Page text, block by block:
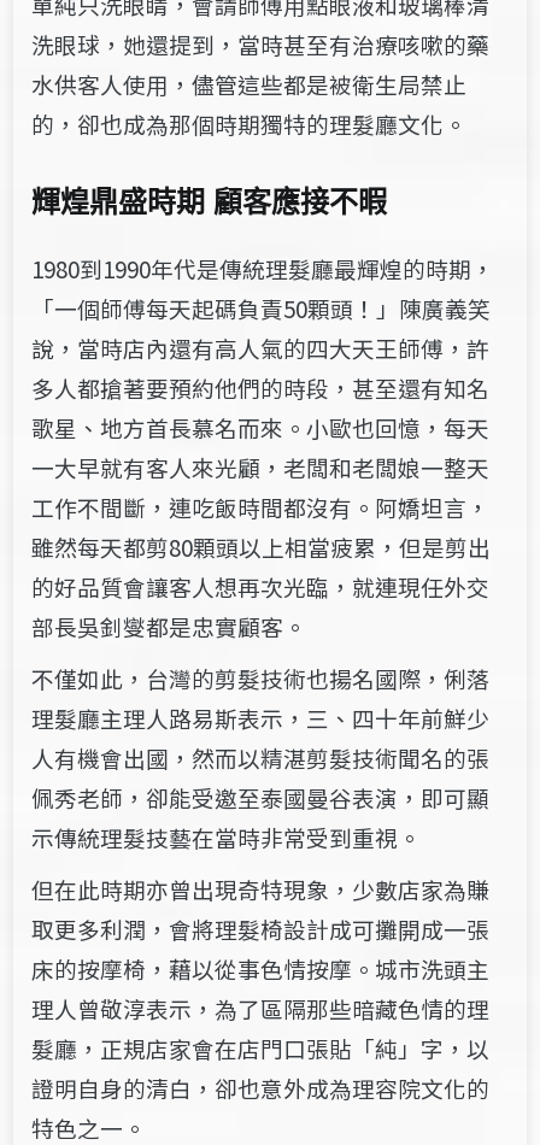
洗眼球，她還提到，當時甚至有治療咳嗽的藥
水供客人使用，儘管這些都是被衛生局禁止
的，卻也成為那個時期獨特的理髮廳文化。
輝煌鼎盛時期 顧客應接不暇
1980到1990年代是傳統理髮廳最輝煌的時期，
「一個師傅每天起碼負責50顆頭！」陳廣義笑
說，當時店內還有高人氣的四大天王師傅，許
多人都搶著要預約他們的時段，甚至還有知名
歌星、地方首長慕名而來。小歐也回憶，每天
一大早就有客人來光顧，老闆和老闆娘一整天
工作不間斷，連吃飯時間都沒有。阿嬌坦言，
雖然每天都剪80顆頭以上相當疲累，但是剪出
的好品質會讓客人想再次光臨，就連現任外交
部長吳釗燮都是忠實顧客。
不僅如此，台灣的剪髮技術也揚名國際，俐落
理髮廳主理人路易斯表示，三、四十年前鮮少
人有機會出國，然而以精湛剪髮技術聞名的張
佩秀老師，卻能受邀至泰國曼谷表演，即可顯
示傳統理髮技藝在當時非常受到重視。
但在此時期亦曾出現奇特現象，少數店家為賺
取更多利潤，會將理髮椅設計成可攤開成一張
床的按摩椅，藉以從事色情按摩。城市洗頭主
理人曾敬淳表示，為了區隔那些暗藏色情的理
髮廳，正規店家會在店門口張貼「純」字，以
證明自身的清白，卻也意外成為理容院文化的
特色之一。